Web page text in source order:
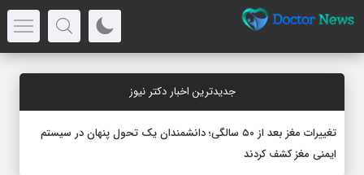
جدیدترین اخبار دکتر نیوز
تغییرات مغز بعد از ۵۰ سالگی؛ دانشمندان یک تحول پنهان در سیستم
ایمنی مغز کشف کردند